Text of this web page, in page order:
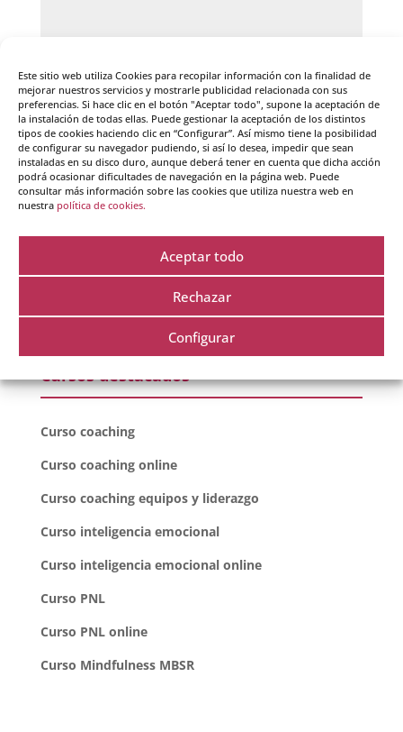
Este sitio web utiliza Cookies para recopilar información con la finalidad de
mejorar nuestros servicios y mostrarle publicidad relacionada con sus
preferencias. Si hace clic en el botón "Aceptar todo", supone la aceptación de
la instalación de todas ellas. Puede gestionar la aceptación de los distintos
tipos de cookies haciendo clic en “Configurar”. Así mismo tiene la posibilidad
de configurar su navegador pudiendo, si así lo desea, impedir que sean
instaladas en su disco duro, aunque deberá tener en cuenta que dicha acción
podrá ocasionar dificultades de navegación en la página web. Puede
consultar más información sobre las cookies que utiliza nuestra web en
nuestra política de cookies.
Aceptar todo
Rechazar
Configurar
Guarda mi nombre, correo electrónico y web en
este navegador para la próxima vez que comente.
Cursos destacados
Curso coaching
Curso coaching online
Curso coaching equipos y liderazgo
Curso inteligencia emocional
Curso inteligencia emocional online
Curso PNL
Curso PNL online
Curso Mindfulness MBSR